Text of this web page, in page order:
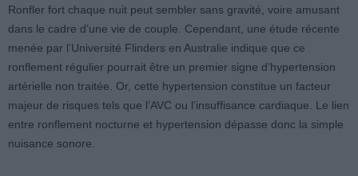
Ronfler fort chaque nuit peut sembler sans gravité, voire amusant
dans le cadre d’une vie de couple. Cependant, une étude récente
menée par l’Université Flinders en Australie indique que ce
ronflement régulier pourrait être un premier signe d’hypertension
artérielle non traitée. Or, cette hypertension constitue un facteur
majeur de risques tels que l’AVC ou l’insuffisance cardiaque. Le lien
entre ronflement nocturne et hypertension dépasse donc la simple
nuisance sonore.